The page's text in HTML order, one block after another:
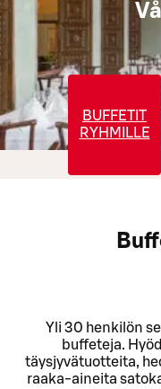
BUFFETIT
RYHMILLE
Yli 30 henkilön
buffeteja.
täysjyvätuotteita,
raaka-aineita